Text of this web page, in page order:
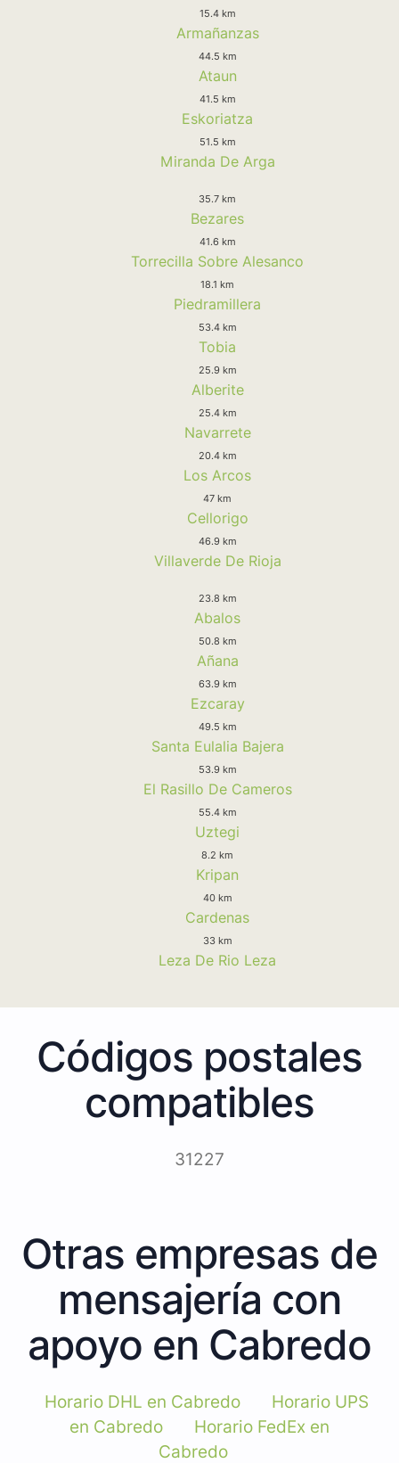
15.4 km
Armañanzas
44.5 km
Ataun
41.5 km
Eskoriatza
51.5 km
Miranda De Arga
35.7 km
Bezares
41.6 km
Torrecilla Sobre Alesanco
18.1 km
Piedramillera
53.4 km
Tobia
25.9 km
Alberite
25.4 km
Navarrete
20.4 km
Los Arcos
47 km
Cellorigo
46.9 km
Villaverde De Rioja
23.8 km
Abalos
50.8 km
Añana
63.9 km
Ezcaray
49.5 km
Santa Eulalia Bajera
53.9 km
El Rasillo De Cameros
55.4 km
Uztegi
8.2 km
Kripan
40 km
Cardenas
33 km
Leza De Rio Leza
Códigos postales
compatibles
31227
Otras empresas de
mensajería con
apoyo en Cabredo
Horario DHL en Cabredo
Horario UPS
en Cabredo
Horario FedEx en
Cabredo